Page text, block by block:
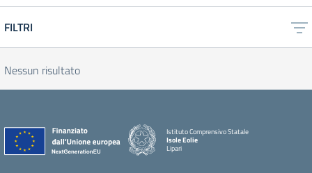
FILTRI
Nessun risultato
Istituto Comprensivo Statale
Isole Eolie
Lipari